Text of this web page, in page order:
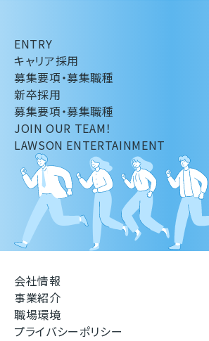
ENTRY
キャリア採用
募集要項・募集職種
新卒採用
募集要項・募集職種
JOIN OUR TEAM！
LAWSON ENTERTAINMENT
会社情報
事業紹介
職場環境
プライバシーポリシー